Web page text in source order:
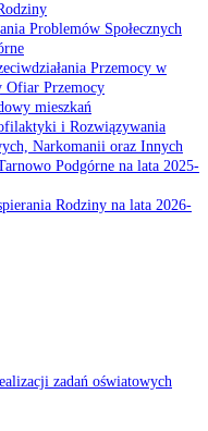
Problemów Społecznych
Przemocy w
Ofiar Przemocy
mieszkań
i Rozwiązywania
Narkomanii oraz Innych
Podgórne na lata 2025-
Rodziny na lata 2026-
zadań oświatowych